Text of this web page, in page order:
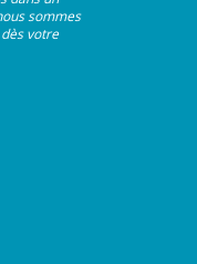
sommes
votre